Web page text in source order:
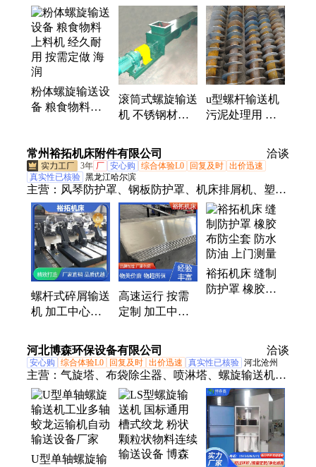
输送机、管链输送机、螺旋输送机、Z型提升机
粉体螺旋输送设
备 粮食物料上
滚筒式螺旋输送
机 不锈钢材质
无忧 海润
u型螺杆输送机
污泥处理用 省
常州裕拓机床附件有限公司 洽谈
3年 厂 安心购 综合体验L0 回复及时 出价迅速
真实性已核验 黑龙江哈尔滨
主营： 风琴防护罩、钢板防护罩、机床排屑机、塑料
拖链、钢制拖链、链板、盔甲防护罩、软连接、圆形
防护罩、丝杆防护罩、拉链式缝制圆形防护罩、硅胶
布圆形丝杆防护罩、方形防护罩、盔甲式防护罩、铠
甲式防护罩、盔甲式风琴防护罩、机床导轨盔、钢骨
保护链、全封闭链条、线缆保护链
螺杆式碎屑输送
机 加工中心刮
定制 运输平稳
裕拓
高速运行 按需
定制 加工中心
床导轨防尘罩
裕拓
裕拓机床 缝制
防护罩 橡胶布
河北博森环保设备有限公司 洽谈
安心购 综合体验L0 回复及时 出价迅速 真实性已核验 河北沧州
主营： 气旋塔、布袋除尘器、喷淋塔、螺旋输送机、
活性炭吸附箱、净化器、催化燃烧设备、焊烟机、离
心风机、废气检测仪、电焊吸尘器、厨房排烟箱、滤
筒除尘器、均匀给料机、耐酸碱净化塔、废气处理设
备、voc在线监测设备、危废间、除尘布袋、除尘骨
架、打磨平台、移动焊烟净化器、厨房油烟净化器
U型单轴螺旋输